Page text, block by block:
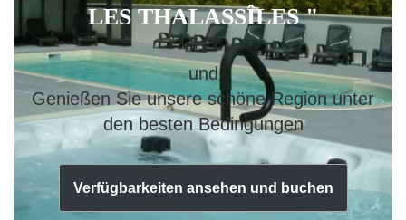
LES THALASSÎLES "
und
Genießen Sie unsere schöne Region unter
den besten Bedingungen
Verfügbarkeiten ansehen und buchen